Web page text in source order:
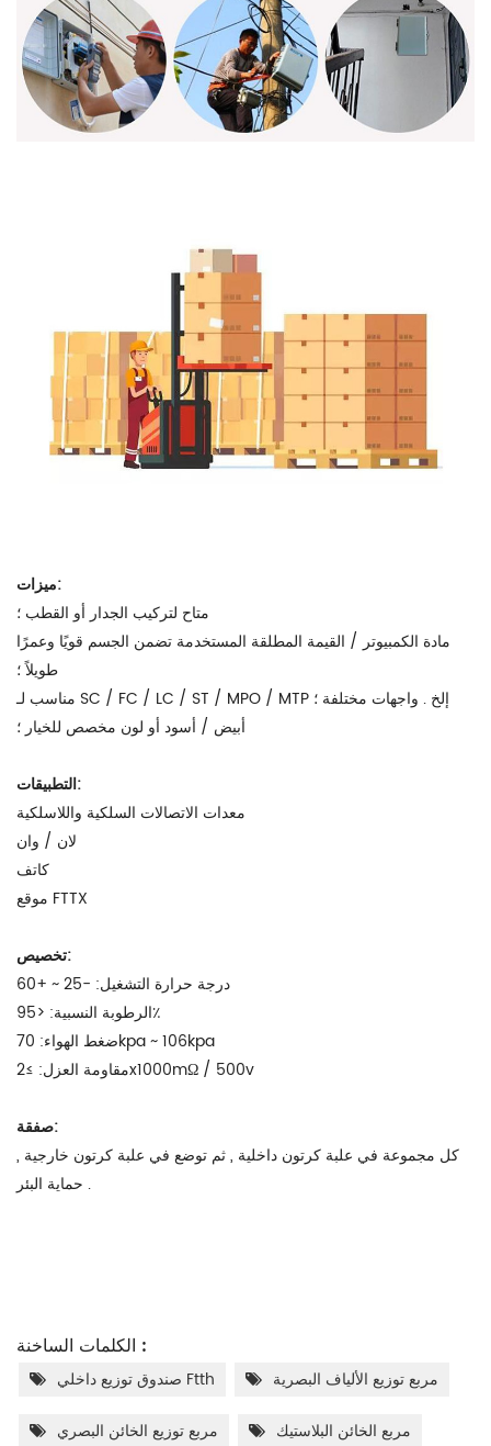
ميزات:
متاح لتركيب الجدار أو القطب ؛
مادة الكمبيوتر / القيمة المطلقة المستخدمة تضمن الجسم قويًا وعمرًا
طويلاً ؛
مناسب لـ SC / FC / LC / ST / MPO / MTP إلخ . واجهات مختلفة ؛
أبيض / أسود أو لون مخصص للخيار ؛
التطبيقات:
معدات الاتصالات السلكية واللاسلكية
لان / وان
كاتف
موقع FTTX
تخصيص:
درجة حرارة التشغيل: -25 ~ +60
الرطوبة النسبية: <95٪
ضغط الهواء: 70kpa ~ 106kpa
مقاومة العزل: ≥2x1000mΩ / 500v
صفقة:
كل مجموعة في علبة كرتون داخلية , ثم توضع في علبة كرتون خارجية ,
حماية البئر .
الكلمات الساخنة :
صندوق توزيع داخلي Ftth مربع توزيع الألياف البصرية
مربع توزيع الخائن البصري مربع الخائن البلاستيك